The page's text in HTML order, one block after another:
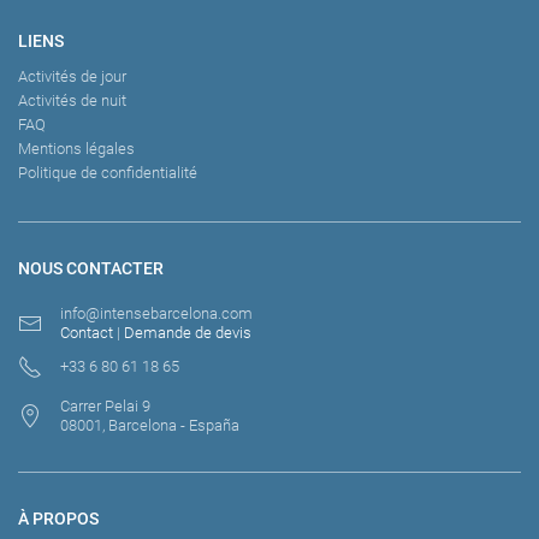
NOUS CONTACTER
info@intensebarcelona.com
Contact | Demande de devis
+33 6 80 61 18 65
Carrer Pelai 9
08001, Barcelona - España
LIENS
Activités de jour
Activités de nuit
FAQ
Mentions légales
Politique de confidentialité
À PROPOS